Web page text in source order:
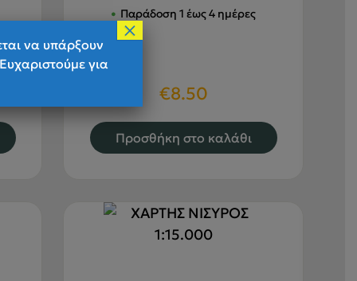
Παράδοση 1 έως 4 ημέρες
€8.50
Προσθήκη στο καλάθι
να υπάρξουν
για
×